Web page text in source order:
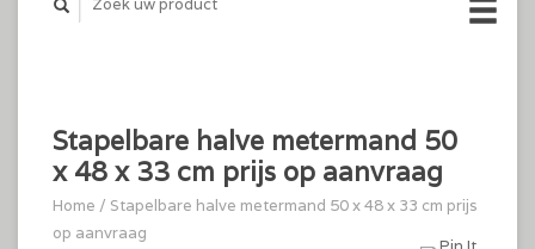
Stapelbare halve metermand 50
x 48 x 33 cm prijs op aanvraag
Home / Stapelbare halve metermand 50 x 48 x 33 cm prijs
op aanvraag